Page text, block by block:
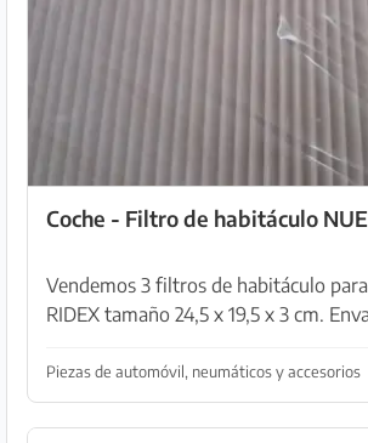
Coche - Filtro de habitáculo
Vendemos 3 filtros de habitáculo
RIDEX tamaño 24,5 x 19,5 x 3 cm.
total de 20 € para recoger en
Piezas de automóvil, neumáticos y accesorios